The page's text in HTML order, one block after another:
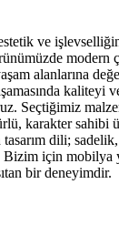
ve
modern
alanlarına
kaliteyi
Seçtiğimiz
karakter sahibi
tasarım dili;
için mobilya
bir deneyimdir.